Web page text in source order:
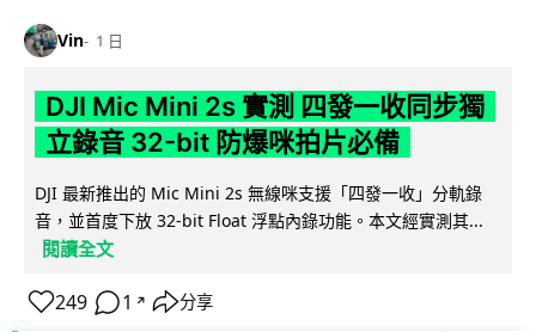
Vin 1 日
DJI Mic Mini 2s 實測 四發一收同步獨
立錄音 32-bit 防爆咪拍片必備
DJI 最新推出的 Mic Mini 2s 無線咪支援「四發一收」分軌錄
音，並首度下放 32-bit Float 浮點內錄功能。本文經實測其...
閱讀全文
249 1 ↗ 分享